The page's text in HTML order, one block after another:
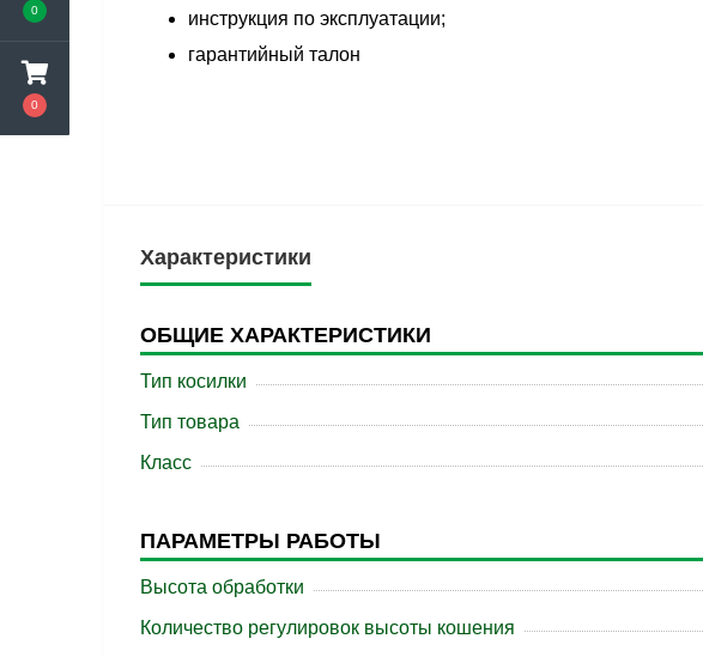
0
0
инструкция по эксплуатации;
гарантийный талон
Характеристики
ОБЩИЕ ХАРАКТЕРИСТИКИ
Тип косилки
Тип товара
Класс
ПАРАМЕТРЫ РАБОТЫ
Высота обработки
Количество регулировок высоты кошения